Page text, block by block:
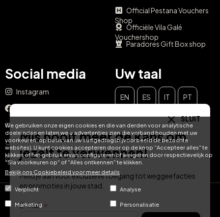
We gebruiken onze eigen cookies en die van derden voor analytische
doeleinden en laten we u advertenties zien die verband houden met uw
voorkeuren, op basis van uw surfgedrag (bijvoorbeeld de bezochte
websites). U kunt cookies accepteren door op de knop "Accepteer alles" te
klikken of het gebruik ervan configureren of weigeren door respectievelijk op
"Sla voorkeuren op" of "Alles ontkennen" te klikken.
Bekijk ons ​​Cookiebeleid voor meer details
Verplicht Analyse
Marketing Personalisatie
Official Pestana Vouchers
Shop
Officiële Vila Galé
Vouchershop
Paradores Gift Box shop
Social media
Instagram
YouTube
TikTok
LinkedIn
Uw taal
EN ES IT PT
NL
© Hotel Treats 2026
SLUIT
Mis nooit meer de kans om
jezelf te verwennen!
Meld je aan voor exclusieve toegang tot weggeefacties
en promoties in jouw stad.
E-mail